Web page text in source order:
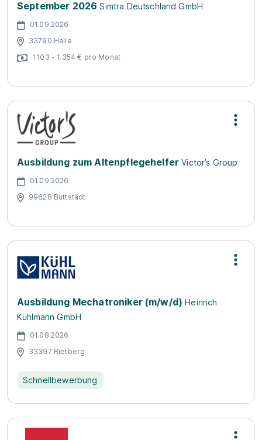
September 2026 Simtra Deutschland GmbH
01.09.2026
33790 Halle
1.103 - 1.354 € pro Monat
Ausbildung zum Altenpflegehelfer Victor’s Group
01.09.2026
99628 Buttstädt
Ausbildung Mechatroniker (m/w/d) Heinrich
Kühlmann GmbH
01.08.2026
33397 Rietberg
Schnellbewerbung